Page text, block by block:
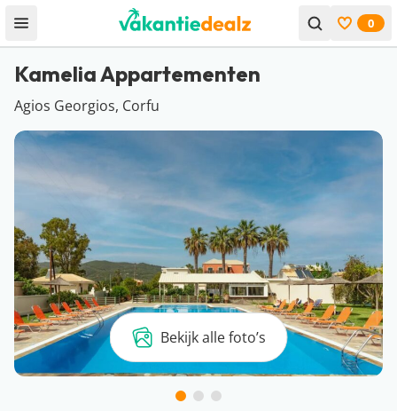
Open menu Bekijk
0
Kamelia Appartementen
Agios Georgios, Corfu
Bekijk alle foto’s